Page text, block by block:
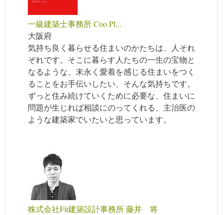
一級建築士事務所 Coo Pl...
大阪府
気持ち良く暮らせる住まいのかたちは、人それ
ぞれです。そこに暮らす人たちの一生の宝物と
なるような、末永く愛着を感じる住まいをつく
ることをお手伝いしたい、そんな気持ちです。
ずっと住み続けていくために必要な、住まいに
問題が生じれば相談にのってくれる、主治医の
ような建築家でいたいと思っています。
株式会社Fit建築設計事務所 藤井 将